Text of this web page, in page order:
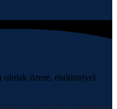
olmak üzere, endüstriyel